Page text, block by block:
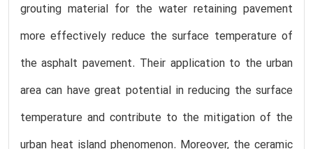
grouting material for the water retaining pavement
more effectively reduce the surface temperature of
the asphalt pavement. Their application to the urban
area can have great potential in reducing the surface
temperature and contribute to the mitigation of the
urban heat island phenomenon. Moreover, the ceramic